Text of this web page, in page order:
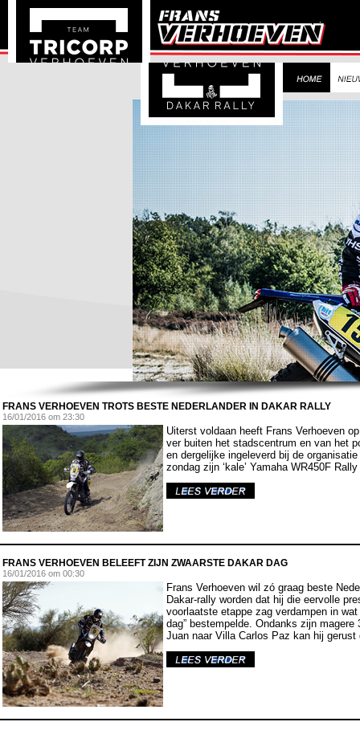
FRANS VERHOEVEN TROTS BESTE NEDERLANDER IN DAKAR RALLY
16/01/2016 om 23:30
Uiterst voldaan heeft Frans Verhoeven
ver buiten het stadscentrum en van het
en dergelijke ingeleverd bij de
zondag zijn ‘kale’ Yamaha WR450F
FRANS VERHOEVEN BELEEFT ZIJN ZWAARSTE DAKAR DAG
16/01/2016 om 00:30
Frans Verhoeven wil zó graag beste
Dakar-rally worden dat hij die eervolle
voorlaatste etappe zag verdampen in
dag” bestempelde. Ondanks zijn
Juan naar Villa Carlos Paz kan hij gerust